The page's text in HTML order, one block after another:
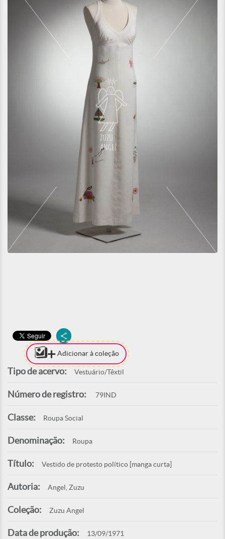
Adicionar à coleção
Tipo de acervo: Vestuário/Têxtil
Número de registro: 79IND
Classe: Roupa Social
Denominação: Roupa
Título: Vestido de protesto político [manga curta]
Autoria: Angel, Zuzu
Coleção: Zuzu Angel
Data de produção: 13/09/1971